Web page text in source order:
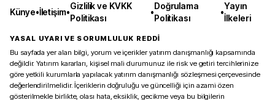
Künye•İletişim•
Gizlilik ve KVKK
Politikası
•
Doğrulama
Politikası
•
Yayın
İlkeleri
YASAL UYARI VE SORUMLULUK REDDİ
Bu sayfada yer alan bilgi, yorum ve içerikler yatırım danışmanlığı kapsamında
değildir. Yatırım kararları, kişisel mali durumunuz ile risk ve getiri tercihlerinize
göre yetkili kurumlarla yapılacak yatırım danışmanlığı sözleşmesi çerçevesinde
değerlendirilmelidir. İçeriklerin doğruluğu ve güncelliği için azami özen
gösterilmekle birlikte, olası hata, eksiklik, gecikme veya bu bilgilerin